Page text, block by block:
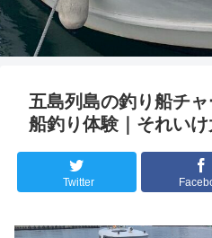
五島列島の釣り船チ
船釣り体験｜それいけ
Twitter